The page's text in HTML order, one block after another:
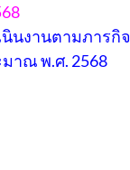
นงานตามภารกิจ
าณ พ.ศ. 2568